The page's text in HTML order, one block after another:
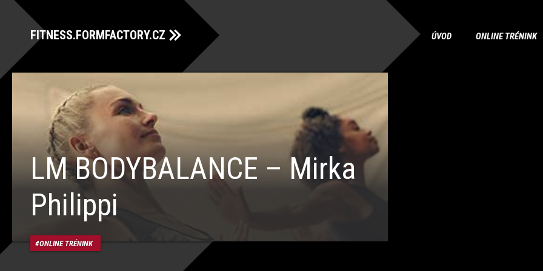
FITNESS.FORMFACTORY.CZ ÚVOD ONLINE TRÉNINK
LM BODYBALANCE – Mirka
Philippi
ONLINE TRÉNINK